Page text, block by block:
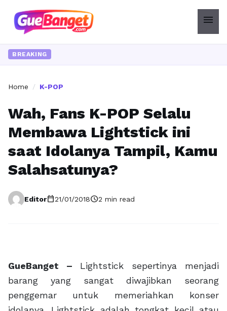
menu
BREAKING
Home / K-POP
Wah, Fans K-POP Selalu
Membawa Lightstick ini
saat Idolanya Tampil, Kamu
Salahsatunya?
Editorcalendar_today21/01/2018schedule2 min read
GueBanget – Lightstick sepertinya menjadi
barang yang sangat diwajibkan seorang
penggemar untuk memeriahkan konser